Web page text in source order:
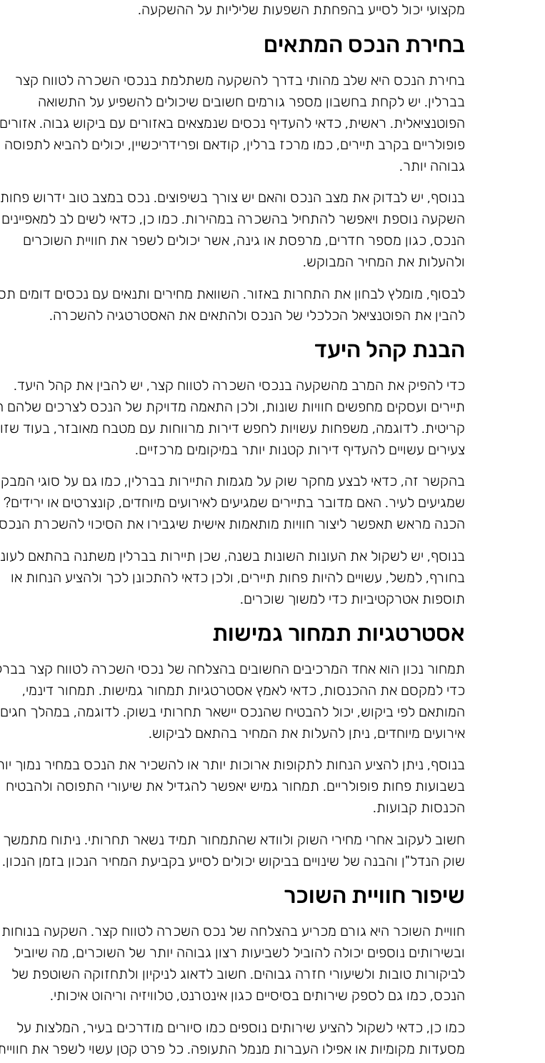
מקצועי יכול לסייע בהפחתת השפעות שליליות על ההשקעה.
בחירת הנכס המתאים
בחירת הנכס היא שלב מהותי בדרך להשקעה משתלמת בנכסי השכרה לטווח קצר
בברלין. יש לקחת בחשבון מספר גורמים חשובים שיכולים להשפיע על התשואה
הפוטנציאלית. ראשית, כדאי להעדיף נכסים שנמצאים באזורים עם ביקוש גבוה. אזורים
פופולריים בקרב תיירים, כמו מרכז ברלין, קודאם ופרידריכשיין, יכולים להביא לתפוסה
גבוהה יותר.
בנוסף, יש לבדוק את מצב הנכס והאם יש צורך בשיפוצים. נכס במצב טוב ידרוש פחות
השקעה נוספת ויאפשר להתחיל בהשכרה במהירות. כמו כן, כדאי לשים לב
הנכס, כגון מספר חדרים, מרפסת או גינה, אשר יכולים לשפר את חוויית השוכרים
ולהעלות את המחיר המבוקש.
לבסוף, מומלץ לבחון את התחרות באזור. השוואת מחירים ותנאים עם נכסים דומים
להבין את הפוטנציאל הכלכלי של הנכס ולהתאים את האסטרטגיה להשכרה.
הבנת קהל היעד
כדי להפיק את המרב מהשקעה בנכסי השכרה לטווח קצר, יש להבין את קהל היעד.
תיירים ועסקים מחפשים חוויות שונות, ולכן התאמה מדויקת של הנכס לצרכים שלהם
קריטית. לדוגמה, משפחות עשויות לחפש דירות מרווחות עם מטבח מאובזר, בעוד
צעירים עשויים להעדיף דירות קטנות יותר במיקומים מרכזיים.
בהקשר זה, כדאי לבצע מחקר שוק על מגמות התיירות בברלין, כמו גם על סוגי
שמגיעים לעיר. האם מדובר בתיירים שמגיעים לאירועים מיוחדים, קונצרטים או ירידים?
הכנה מראש תאפשר ליצור חוויות מותאמות אישית שיגבירו את הסיכוי להשכרת
בנוסף, יש לשקול את העונות השונות בשנה, שכן תיירות בברלין משתנה בהתאם
בחורף, למשל, עשויים להיות פחות תיירים, ולכן כדאי להתכונן לכך ולהציע הנחות או
תוספות אטרקטיביות כדי למשוך שוכרים.
אסטרטגיות תמחור גמישות
תמחור נכון הוא אחד המרכיבים החשובים בהצלחה של נכסי השכרה לטווח קצר
כדי למקסם את ההכנסות, כדאי לאמץ אסטרטגיות תמחור גמישות. תמחור דינמי,
המותאם לפי ביקוש, יכול להבטיח שהנכס יישאר תחרותי בשוק. לדוגמה, במהלך חגים
אירועים מיוחדים, ניתן להעלות את המחיר בהתאם לביקוש.
בנוסף, ניתן להציע הנחות לתקופות ארוכות יותר או להשכיר את הנכס במחיר נמוך
בשבועות פחות פופולריים. תמחור גמיש יאפשר להגדיל את שיעורי התפוסה ולהבטיח
הכנסות קבועות.
חשוב לעקוב אחרי מחירי השוק ולוודא שהתמחור תמיד נשאר תחרותי. ניתוח
שוק הנדל"ן והבנה של שינויים בביקוש יכולים לסייע בקביעת המחיר הנכון בזמן הנכון.
שיפור חוויית השוכר
חוויית השוכר היא גורם מכריע בהצלחה של נכס השכרה לטווח קצר. השקעה בנוחות
ובשירותים נוספים יכולה להוביל לשביעות רצון גבוהה יותר של השוכרים, מה שיוביל
לביקורות טובות ולשיעורי חזרה גבוהים. חשוב לדאוג לניקיון ולתחזוקה השוטפת של
הנכס, כמו גם לספק שירותים בסיסיים כגון אינטרנט, טלוויזיה וריהוט איכותי.
כמו כן, כדאי לשקול להציע שירותים נוספים כמו סיורים מודרכים בעיר, המלצות על
מסעדות מקומיות או אפילו העברות מנמל התעופה. כל פרט קטן עשוי לשפר את